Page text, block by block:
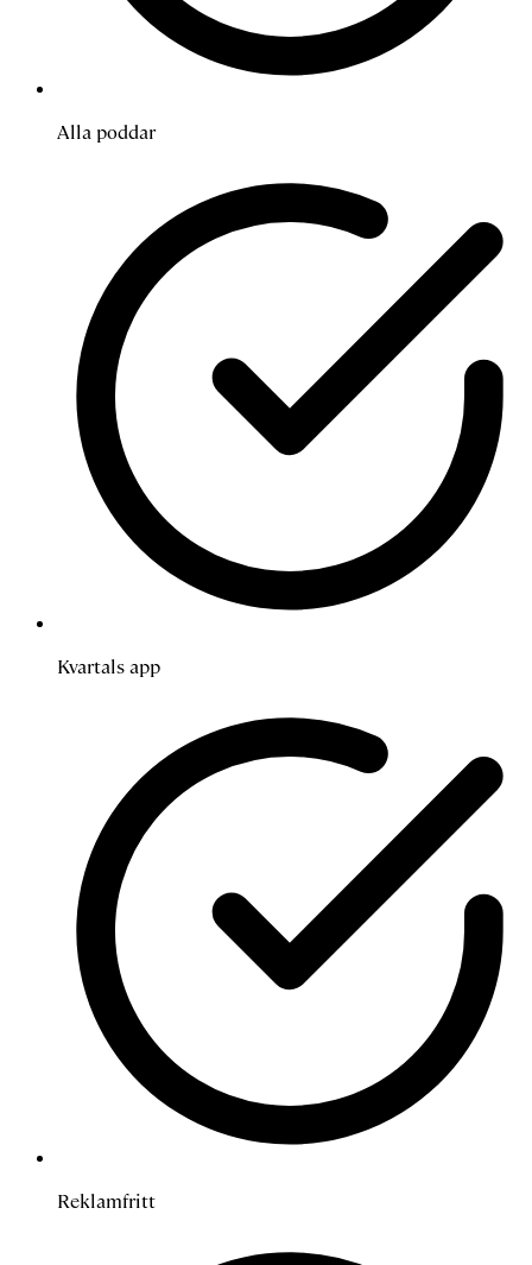
Alla poddar
Kvartals app
Reklamfritt